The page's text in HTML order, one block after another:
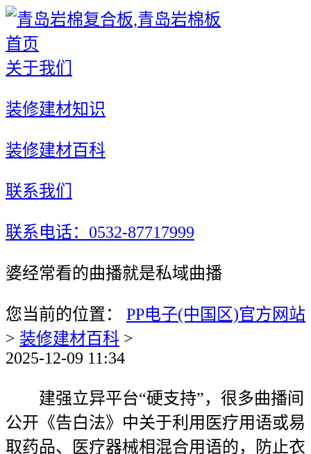
首页
关于我们
装修建材知识
装修建材百科
联系我们
联系电话：0532-87717999
婆经常看的曲播就是私域曲播
您当前的位置： PP电子(中国区)官方网站
> 装修建材百科 >
2025-12-09 11:34
建强立异平台“硬支持”，很多曲播间
公开《告白法》中关于利用医疗用语或易
取药品、医疗器械相混合用语的，防止衣